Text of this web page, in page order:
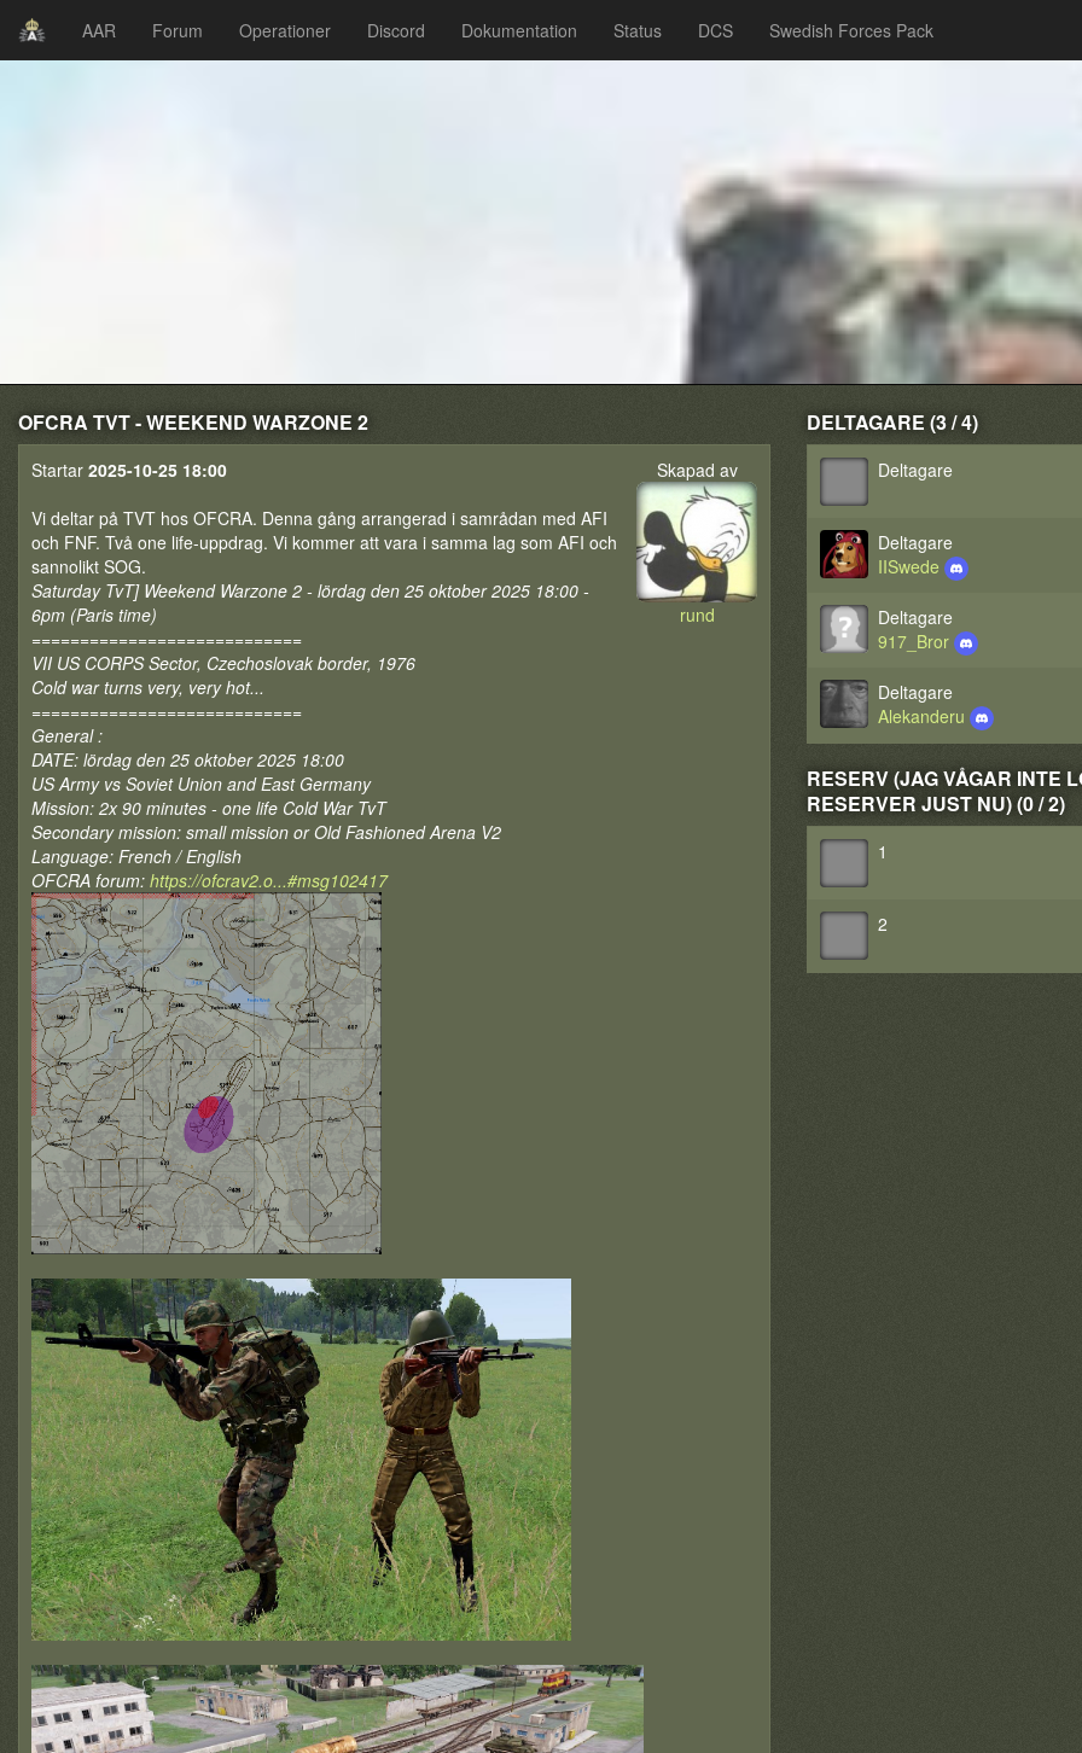
AAR Forum Operationer Discord Dokumentation Status DCS Swedish Forces Pack
OFCRA TVT - WEEKEND WARZONE 2
Skapad av
rund
Startar 2025-10-25 18:00
Vi deltar på TVT hos OFCRA. Denna gång arrangerad i samrådan med AFI
och FNF. Två one life-uppdrag. Vi kommer att vara i samma lag som AFI och
sannolikt SOG.
Saturday TvT] Weekend Warzone 2 - lördag den 25 oktober 2025 18:00 -
6pm (Paris time)
============================
VII US CORPS Sector, Czechoslovak border, 1976
Cold war turns very, very hot...
============================
General :
DATE: lördag den 25 oktober 2025 18:00
US Army vs Soviet Union and East Germany
Mission: 2x 90 minutes - one life Cold War TvT
Secondary mission: small mission or Old Fashioned Arena V2
Language: French / English
OFCRA forum: https://ofcrav2.o...#msg102417
DELTAGARE (3 / 4)
Deltagare
Deltagare
IISwede
Deltagare
917_Bror
Deltagare
Alekanderu
RESERV (JAG VÅGAR INTE
RESERVER JUST NU) (0 / 2)
1
2